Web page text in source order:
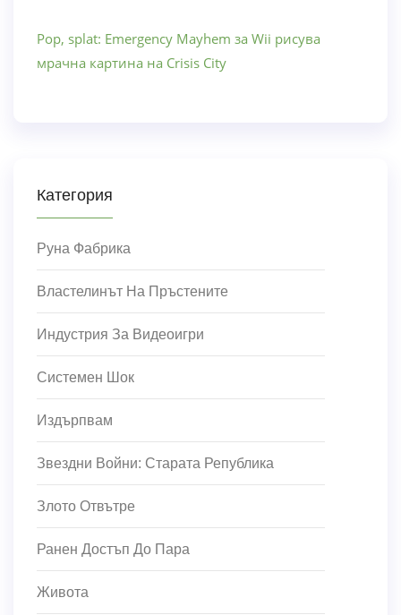
Pop, splat: Emergency Mayhem за Wii рисува
мрачна картина на Crisis City
Категория
Руна Фабрика
Властелинът На Пръстените
Индустрия За Видеоигри
Системен Шок
Издърпвам
Звездни Войни: Старата Република
Злото Отвътре
Ранен Достъп До Пара
Живота